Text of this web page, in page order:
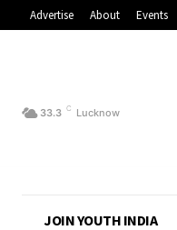
Advertise About Events
33.3 C Lucknow
JOIN YOUTH INDIA